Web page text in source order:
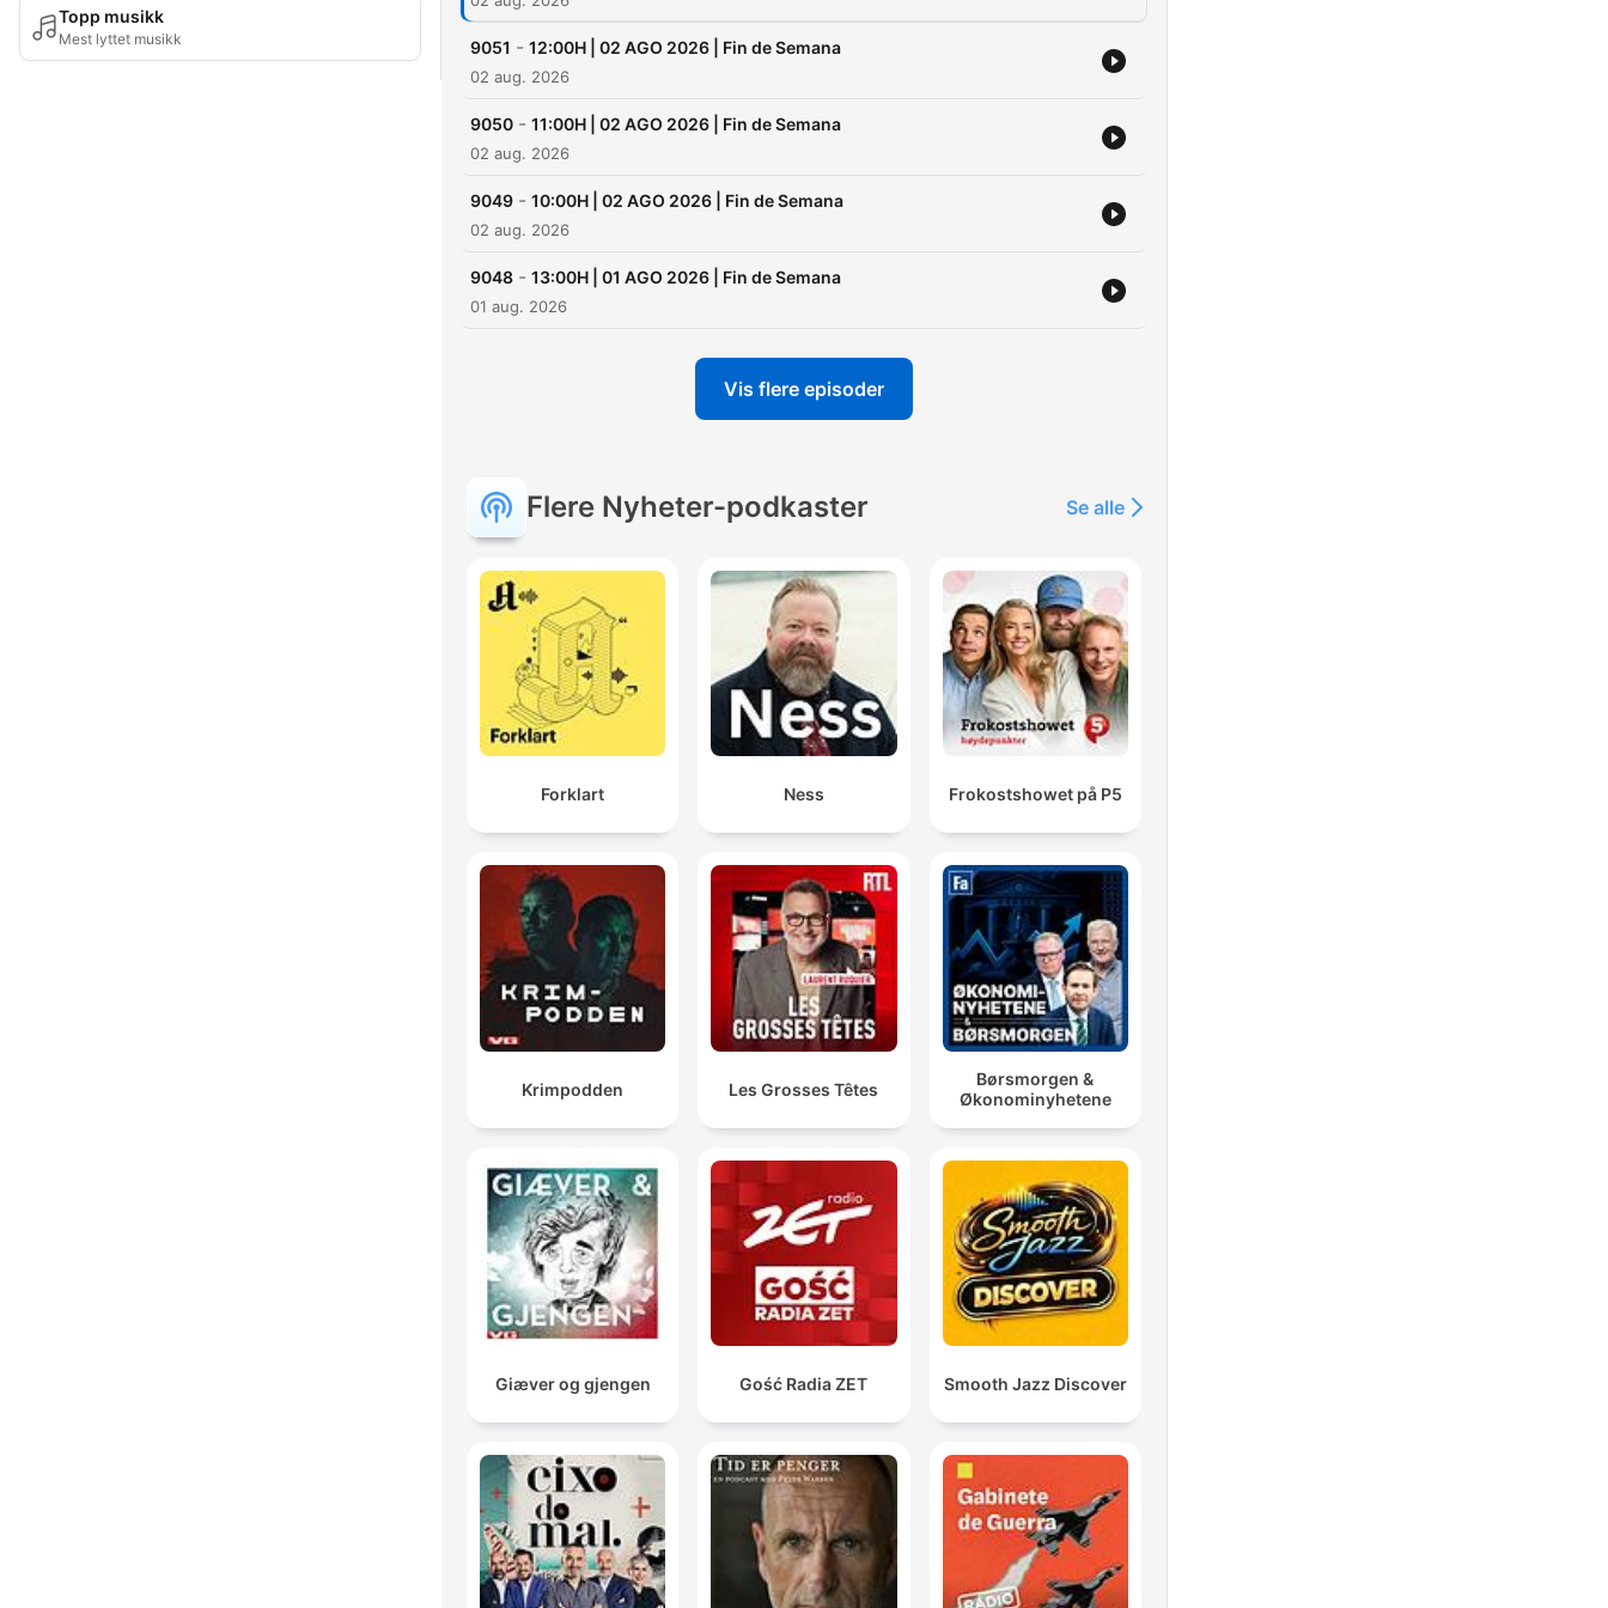
Topp musikk
Mest lyttet musikk 9051 - 12:00H | 02 AGO 2026 | Fin de Semana
02 aug. 2026
9050 - 11:00H | 02 AGO 2026 | Fin de Semana
02 aug. 2026
9049 - 10:00H | 02 AGO 2026 | Fin de Semana
02 aug. 2026
9048 - 13:00H | 01 AGO 2026 | Fin de Semana
01 aug. 2026
Vis flere episoder
Flere Nyheter-podkaster Se alle
Forklart Ness Frokostshowet på P5
Krimpodden Les Grosses Têtes
Børsmorgen &
Økonominyhetene
Giæver og gjengen Gość Radia ZET Smooth Jazz Discover